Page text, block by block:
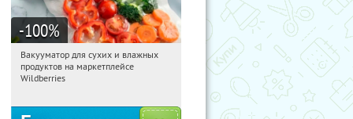
-100%
10:20:55 Получили:190
Россия
Вакууматор для сухих и влажных
продуктов на маркетплейсе
Wildberries